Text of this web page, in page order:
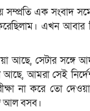
এক সংবাদ
এখন
আছে, সেটার সঙ্গে
আছে, আমরা সেই
না করে তো
আল বসব।